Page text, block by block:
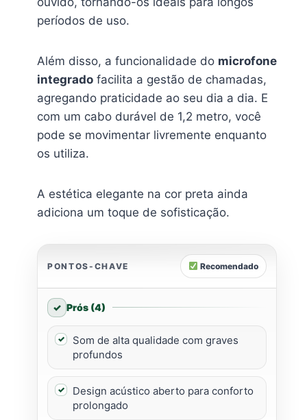
períodos de uso.
Além disso, a funcionalidade do microfone
integrado facilita a gestão de chamadas,
agregando praticidade ao seu dia a dia. E
com um cabo durável de 1,2 metro, você
pode se movimentar livremente enquanto
os utiliza.
A estética elegante na cor preta ainda
adiciona um toque de sofisticação.
PONTOS-CHAVE Recomendado
Prós (4)
Som de alta qualidade com graves
profundos
Design acústico aberto para conforto
prolongado